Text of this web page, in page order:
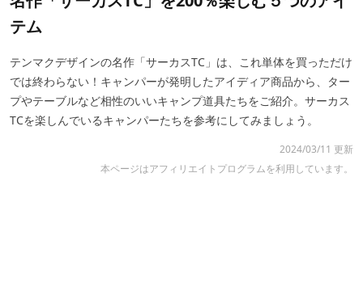
テム
テンマクデザインの名作「サーカスTC」は、これ単体を買っただけ
では終わらない！キャンパーが発明したアイディア商品から、ター
プやテーブルなど相性のいいキャンプ道具たちをご紹介。サーカス
TCを楽しんでいるキャンパーたちを参考にしてみましょう。
2024/03/11 更新
本ページはアフィリエイトプログラムを利用しています。